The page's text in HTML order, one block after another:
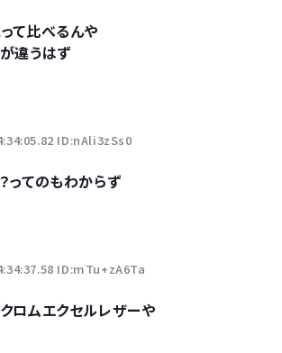
て比べるんや
違うはず
ID:nAli3zSs0
ってのもわからず
ID:mTu+zA6Ta
ロムエクセルレザーや